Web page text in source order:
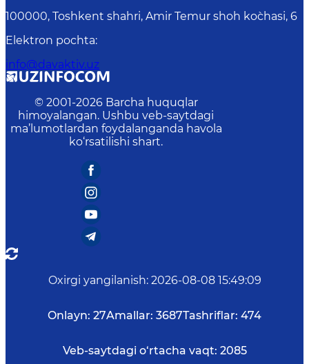
100000, Toshkent shahri, Amir Temur shoh ko`chasi, 6
Elektron pochta:
info@davaktiv.uz
© 2001-2026 Barcha huquqlar
himoyalangan. Ushbu veb-saytdagi
ma’lumotlardan foydalanganda havola
ko‘rsatilishi shart.
Oxirgi yangilanish: 2026-08-08 15:49:09
Onlayn: 27Amallar: 3687Tashriflar: 474
Veb-saytdagi o‘rtacha vaqt: 2085